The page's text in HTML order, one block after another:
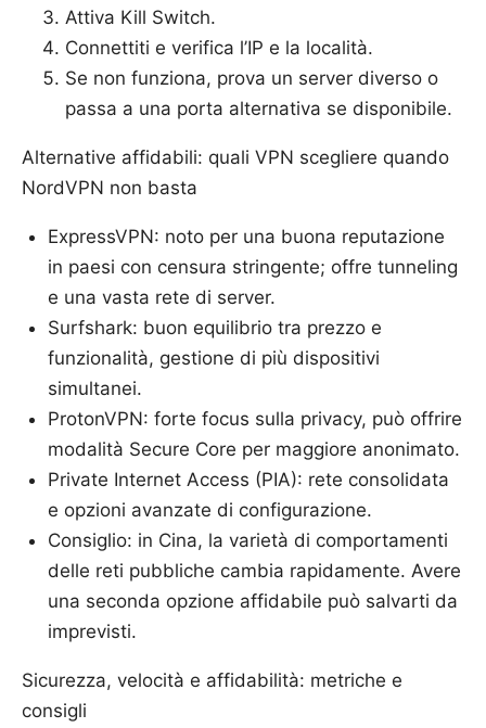
Attiva Kill Switch.
Connettiti e verifica l’IP e la località.
Se non funziona, prova un server diverso o
passa a una porta alternativa se disponibile.
Alternative affidabili: quali VPN scegliere quando
NordVPN non basta
ExpressVPN: noto per una buona reputazione
in paesi con censura stringente; offre tunneling
e una vasta rete di server.
Surfshark: buon equilibrio tra prezzo e
funzionalità, gestione di più dispositivi
simultanei.
ProtonVPN: forte focus sulla privacy, può offrire
modalità Secure Core per maggiore anonimato.
Private Internet Access (PIA): rete consolidata
e opzioni avanzate di configurazione.
Consiglio: in Cina, la varietà di comportamenti
delle reti pubbliche cambia rapidamente. Avere
una seconda opzione affidabile può salvarti da
imprevisti.
Sicurezza, velocità e affidabilità: metriche e
consigli